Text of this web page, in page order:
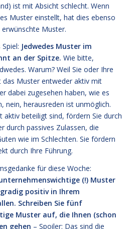
ist mit Absicht schlecht. Wenn
Muster einstellt, hat dies ebenso
Muster.
Jedwedes Muster im
an der Spitze. Wie bitte,
Warum? Weil Sie oder Ihre
das Muster entweder aktiv mit
dabei zugesehen haben, wie es
nein, herausreden ist unmöglich.
aktiv beteiligt sind, fördern Sie durch
durch passives Zulassen, die
wie im Schlechten. Sie fördern
durch Ihre Führung.
für diese Woche:
(!) Muster
positiv in Ihrem
Schreiben Sie fünf
Muster auf, die Ihnen (schon
gehen – Spoiler: Das sind die